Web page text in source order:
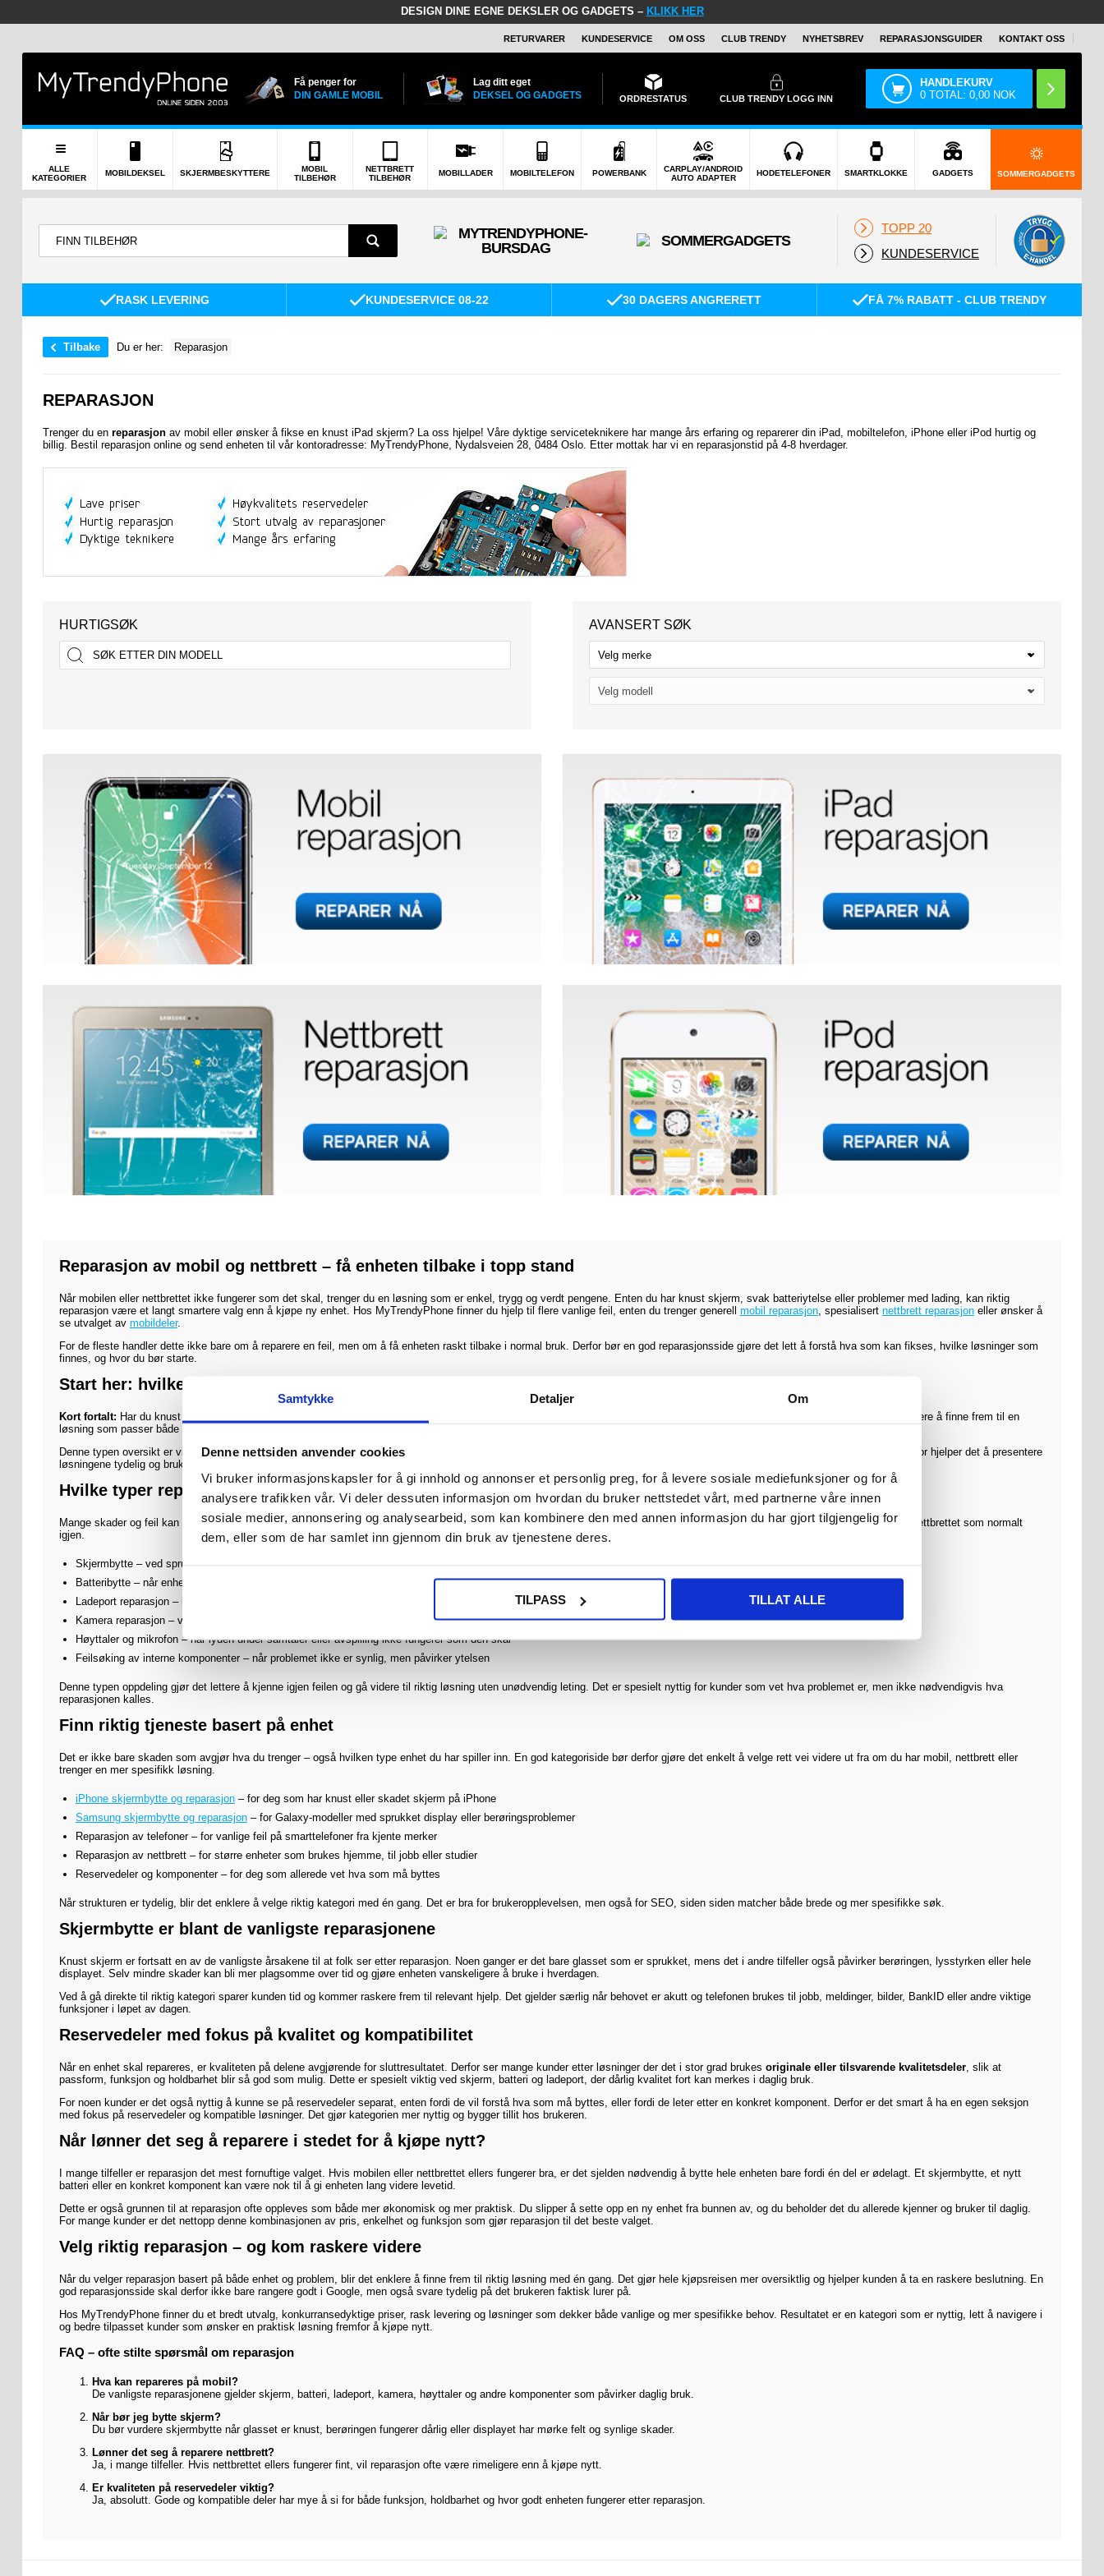
Samtykke Detaljer Om
Denne nettsiden anvender cookies
Vi bruker informasjonskapsler for å gi innhold og annonser et personlig preg, for å levere sosiale mediefunksjoner og for å
analysere trafikken vår. Vi deler dessuten informasjon om hvordan du bruker nettstedet vårt, med partnerne våre innen
sosiale medier, annonsering og analysearbeid, som kan kombinere den med annen informasjon du har gjort tilgjengelig for
dem, eller som de har samlet inn gjennom din bruk av tjenestene deres.
TILPASS TILLAT ALLE
DESIGN DINE EGNE DEKSLER OG GADGETS – KLIKK HER
RETURVARER KUNDESERVICE OM OSS CLUB TRENDY NYHETSBREV REPARASJONSGUIDER KONTAKT OSS
Få penger for
DIN GAMLE MOBIL
Lag ditt eget
DEKSEL OG GADGETS
ORDRESTATUS CLUB TRENDYLOGG INN
HANDLEKURV
0 TOTAL:0,00 NOK
ALLE
KATEGORIER
MOBILDEKSEL SKJERMBESKYTTERE
MOBIL
TILBEHØR
NETTBRETT
TILBEHØR
MOBILLADER MOBILTELEFON POWERBANK
CARPLAY/ANDROID
AUTO ADAPTER
HODETELEFONER SMARTKLOKKE GADGETS SOMMERGADGETS
TOPP 20
KUNDESERVICE
RASK LEVERING KUNDESERVICE 08-22 30 DAGERS ANGRERETT FÅ 7% RABATT - CLUB TRENDY
Tilbake Du er her: Reparasjon
REPARASJON
Trenger du en reparasjon av mobil eller ønsker å fikse en knust iPad skjerm? La oss hjelpe! Våre dyktige serviceteknikere har mange års erfaring og reparerer din iPad, mobiltelefon, iPhone eller iPod hurtig og
billig. Bestil reparasjon online og send enheten til vår kontoradresse: MyTrendyPhone, Nydalsveien 28, 0484 Oslo. Etter mottak har vi en reparasjonstid på 4-8 hverdager.
HURTIGSØK AVANSERT SØK
Reparasjon av mobil og nettbrett – få enheten tilbake i topp stand
Når mobilen eller nettbrettet ikke fungerer som det skal, trenger du en løsning som er enkel, trygg og verdt pengene. Enten du har knust skjerm, svak batteriytelse eller problemer med lading, kan riktig
reparasjon være et langt smartere valg enn å kjøpe ny enhet. Hos MyTrendyPhone finner du hjelp til flere vanlige feil, enten du trenger generell mobil reparasjon, spesialisert nettbrett reparasjoneller ønsker å
se utvalget av mobildeler.
For de fleste handler dette ikke bare om å reparere en feil, men om å få enheten raskt tilbake i normal bruk. Derfor bør en god reparasjonsside gjøre det lett å forstå hva som kan fikses, hvilke løsninger som
finnes, og hvor du bør starte.
Start her: hvilken reparasjon trenger du?
Kort fortalt: Har du knust skjerm, dårlig batteri eller ladeproblemer, er reparasjon ofte den raskeste og mest lønnsomme løsningen. Velger du riktig type service fra start, blir det enklere å finne frem til en
løsning som passer både enheten og problemet.
Denne typen oversikt er viktig både for kunder og for synlighet i søk. Mange søker ikke etter en generell reparasjonstjeneste, men etter et konkret problem som må løses raskt. Derfor hjelper det å presentere
løsningene tydelig og brukervennlig.
Hvilke typer reparasjoner kan du få gjort?
Mange skader og feil kan løses uten at du trenger å bytte hele enheten. Ofte er det én komponent som skaper problemet, og når den blir byttet eller reparert, fungerer mobilen eller nettbrettet som normalt
igjen.
Skjermbytte – ved sprukket glass, svart skjerm eller dårlig berøringsrespons
Batteribytte – når enheten lader raskt ut, blir varm eller slår seg av uventet
Ladeport reparasjon – hvis kabelen sitter løst eller ladingen er ustabil
Kamera reparasjon – ved uklare bilder, fokusfeil eller kamera som ikke åpner
Høyttaler og mikrofon – når lyden under samtaler eller avspilling ikke fungerer som den skal
Feilsøking av interne komponenter – når problemet ikke er synlig, men påvirker ytelsen
Denne typen oppdeling gjør det lettere å kjenne igjen feilen og gå videre til riktig løsning uten unødvendig leting. Det er spesielt nyttig for kunder som vet hva problemet er, men ikke nødvendigvis hva
reparasjonen kalles.
Finn riktig tjeneste basert på enhet
Det er ikke bare skaden som avgjør hva du trenger – også hvilken type enhet du har spiller inn. En god kategoriside bør derfor gjøre det enkelt å velge rett vei videre ut fra om du har mobil, nettbrett eller
trenger en mer spesifikk løsning.
iPhone skjermbytte og reparasjon– for deg som har knust eller skadet skjerm på iPhone
Samsung skjermbytte og reparasjon– for Galaxy-modeller med sprukket display eller berøringsproblemer
Reparasjon av telefoner – for vanlige feil på smarttelefoner fra kjente merker
Reparasjon av nettbrett – for større enheter som brukes hjemme, til jobb eller studier
Reservedeler og komponenter – for deg som allerede vet hva som må byttes
Når strukturen er tydelig, blir det enklere å velge riktig kategori med én gang. Det er bra for brukeropplevelsen, men også for SEO, siden siden matcher både brede og mer spesifikke søk.
Skjermbytte er blant de vanligste reparasjonene
Knust skjerm er fortsatt en av de vanligste årsakene til at folk ser etter reparasjon. Noen ganger er det bare glasset som er sprukket, mens det i andre tilfeller også påvirker berøringen, lysstyrken eller hele
displayet. Selv mindre skader kan bli mer plagsomme over tid og gjøre enheten vanskeligere å bruke i hverdagen.
Ved å gå direkte til riktig kategori sparer kunden tid og kommer raskere frem til relevant hjelp. Det gjelder særlig når behovet er akutt og telefonen brukes til jobb, meldinger, bilder, BankID eller andre viktige
funksjoner i løpet av dagen.
Reservedeler med fokus på kvalitet og kompatibilitet
Når en enhet skal repareres, er kvaliteten på delene avgjørende for sluttresultatet. Derfor ser mange kunder etter løsninger der det i stor grad brukes originale eller tilsvarende kvalitetsdeler, slik at
passform, funksjon og holdbarhet blir så god som mulig. Dette er spesielt viktig ved skjerm, batteri og ladeport, der dårlig kvalitet fort kan merkes i daglig bruk.
For noen kunder er det også nyttig å kunne se på reservedeler separat, enten fordi de vil forstå hva som må byttes, eller fordi de leter etter en konkret komponent. Derfor er det smart å ha en egen seksjon
med fokus på reservedeler og kompatible løsninger. Det gjør kategorien mer nyttig og bygger tillit hos brukeren.
Når lønner det seg å reparere i stedet for å kjøpe nytt?
I mange tilfeller er reparasjon det mest fornuftige valget. Hvis mobilen eller nettbrettet ellers fungerer bra, er det sjelden nødvendig å bytte hele enheten bare fordi én del er ødelagt. Et skjermbytte, et nytt
batteri eller en konkret komponent kan være nok til å gi enheten lang videre levetid.
Dette er også grunnen til at reparasjon ofte oppleves som både mer økonomisk og mer praktisk. Du slipper å sette opp en ny enhet fra bunnen av, og du beholder det du allerede kjenner og bruker til daglig.
For mange kunder er det nettopp denne kombinasjonen av pris, enkelhet og funksjon som gjør reparasjon til det beste valget.
Velg riktig reparasjon – og kom raskere videre
Når du velger reparasjon basert på både enhet og problem, blir det enklere å finne frem til riktig løsning med én gang. Det gjør hele kjøpsreisen mer oversiktlig og hjelper kunden å ta en raskere beslutning. En
god reparasjonsside skal derfor ikke bare rangere godt i Google, men også svare tydelig på det brukeren faktisk lurer på.
Hos MyTrendyPhone finner du et bredt utvalg, konkurransedyktige priser, rask levering og løsninger som dekker både vanlige og mer spesifikke behov. Resultatet er en kategori som er nyttig, lett å navigere i
og bedre tilpasset kunder som ønsker en praktisk løsning fremfor å kjøpe nytt.
FAQ – ofte stilte spørsmål om reparasjon
Hva kan repareres på mobil?
De vanligste reparasjonene gjelder skjerm, batteri, ladeport, kamera, høyttaler og andre komponenter som påvirker daglig bruk.
Når bør jeg bytte skjerm?
Du bør vurdere skjermbytte når glasset er knust, berøringen fungerer dårlig eller displayet har mørke felt og synlige skader.
Lønner det seg å reparere nettbrett?
Ja, i mange tilfeller. Hvis nettbrettet ellers fungerer fint, vil reparasjon ofte være rimeligere enn å kjøpe nytt.
Er kvaliteten på reservedeler viktig?
Ja, absolutt. Gode og kompatible deler har mye å si for både funksjon, holdbarhet og hvor godt enheten fungerer etter reparasjon.